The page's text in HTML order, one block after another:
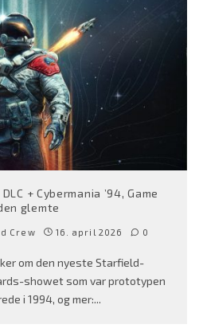
+ Cybermania ’94, Game
glemte
Crew 16. april 2026 0
om den nyeste Starfield-
showet som var prototypen
i 1994, og mer:...